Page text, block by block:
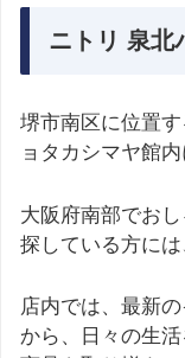
ニトリ 泉北
堺市南区に位置
ョタカシマヤ館
大阪府南部でお
探している方には
店内では、最新
から、日々の生